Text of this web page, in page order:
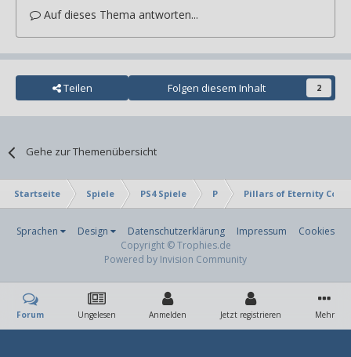
Auf dieses Thema antworten...
Teilen Folgen diesem Inhalt 2
Gehe zur Themenübersicht
Startseite Spiele PS4 Spiele P Pillars of Eternity
Sprachen Design Datenschutzerklärung Impressum
Cookies
Copyright © Trophies.de
Powered by Invision Community
Forum Ungelesen Anmelden Jetzt registrieren Mehr